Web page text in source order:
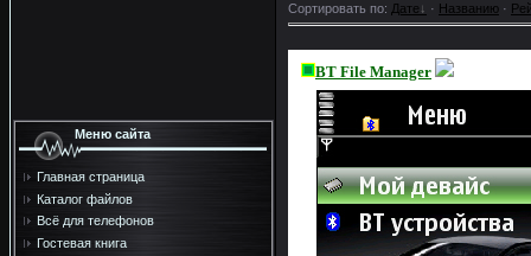
Меню сайта
Главная страница
Каталог файлов
Всё для телефонов
Гостевая книга
Сортировать по: Дате · Названию ·
BT File Manager